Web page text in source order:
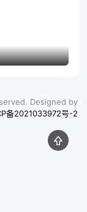
Designed by
备2021033972号-2